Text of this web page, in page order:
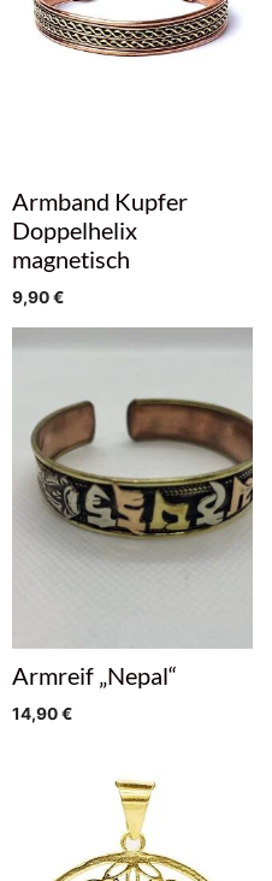
Armband Kupfer
Doppelhelix
magnetisch
9,90€
Armreif „Nepal“
14,90€